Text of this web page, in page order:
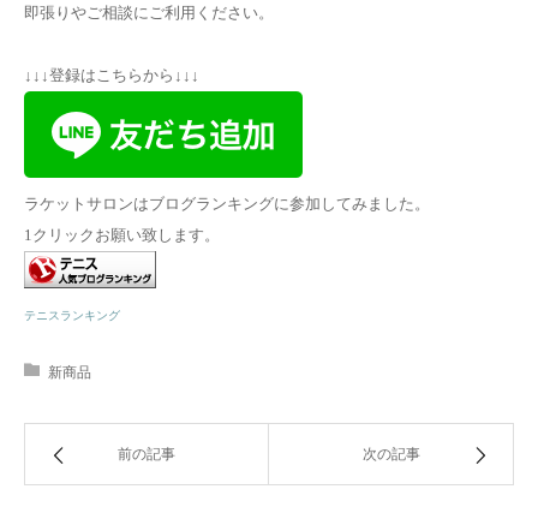
即張りやご相談にご利用ください。
↓↓↓登録はこちらから↓↓↓
ラケットサロンはブログランキングに参加してみました。
1クリックお願い致します。
テニスランキング
新商品
前の記事 次の記事